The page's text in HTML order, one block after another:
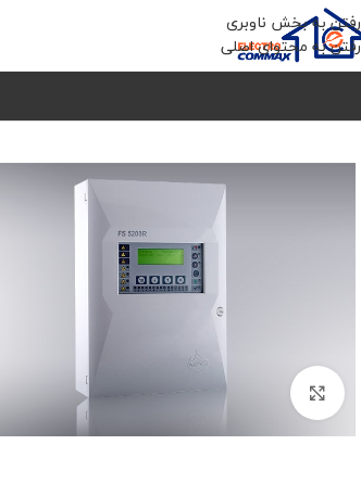
رفتن به بخش ناوبری
رفتن به محتوای اصلی